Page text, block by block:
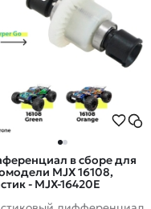
в сборе для
MJX 16108,
- MJX-16420E